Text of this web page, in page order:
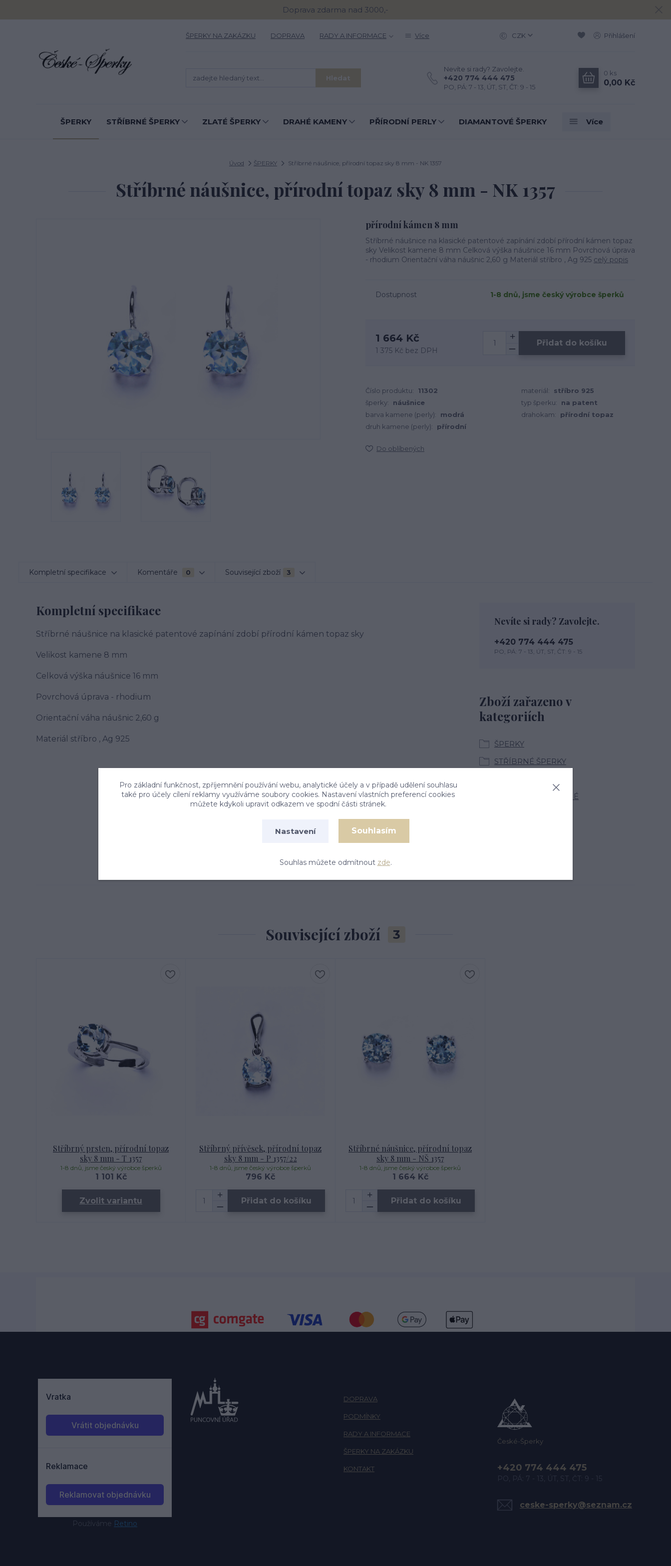
Doprava zdarma nad 3000,-
ŠPERKY NA ZAKÁZKU DOPRAVA RADY A INFORMACE Více CZK Přihlášení
Hledat
Nevíte si rady? Zavolejte.
+420 774 444 475
PO, PÁ: 7 - 13, ÚT, ST, ČT: 9 - 15
0 ks
0,00 Kč
ŠPERKY STŘÍBRNÉ ŠPERKY ZLATÉ ŠPERKY DRAHÉ KAMENY PŘÍRODNÍ PERLY DIAMANTOVÉ ŠPERKY Více
Úvod ŠPERKY Stříbrné náušnice, přírodní topaz sky 8 mm - NK 1357
Stříbrné náušnice, přírodní topaz sky 8 mm - NK 1357
přírodní kámen 8 mm
Stříbrné náušnice na klasické patentové zapínání zdobí přírodní kámen topaz
sky Velikost kamene 8 mm Celková výška náušnice 16 mm Povrchová úprava
- rhodium Orientační váha náušnic 2,60 g Materiál stříbro , Ag 925 celý popis
Dostupnost 1-8 dnů, jsme český výrobce šperků
1 664 Kč
1 375 Kč bez DPH
Přidat do košíku
Číslo produktu: 11302 materiál:
stříbro 925
šperky:
náušnice typ šperku:
na patent
barva kamene (perly):
modrá drahokam:
přírodní topaz
druh kamene (perly):
přírodní
Do oblíbených
Kompletní specifikace Komentáře 0 Související zboží 3
Kompletní specifikace
Stříbrné náušnice na klasické patentové zapínání zdobí přírodní kámen topaz sky
Velikost kamene 8 mm
Celková výška náušnice 16 mm
Povrchová úprava - rhodium
Orientační váha náušnic 2,60 g
Materiál stříbro , Ag 925
Zboží zařazeno v
kategoriích
ŠPERKY
STŘÍBRNÉ ŠPERKY
NÁUŠNICE STŘÍBRNÉ
Nevíte si rady? Zavolejte.
+420 774 444 475
PO, PÁ: 7 - 13, ÚT, ST, ČT: 9 - 15
Související zboží 3
Stříbrný prsten, přírodní topaz
sky 8 mm - T 1357
1 101 Kč
1-8 dnů, jsme český výrobce šperků
Zvolit variantu
Stříbrný přívěsek, přírodní topaz
sky 8 mm - P 1357/22
796 Kč
1-8 dnů, jsme český výrobce šperků
Přidat do košíku
Stříbrné náušnice, přírodní topaz
sky 8 mm - NŠ 1357
1 664 Kč
1-8 dnů, jsme český výrobce šperků
Přidat do košíku
Používáme Retino
DOPRAVA
PODMÍNKY
RADY A INFORMACE
ŠPERKY NA ZAKÁZKU
KONTAKT
České-Šperky
+420 774 444 475
PO, PÁ: 7 - 13, ÚT, ST, ČT: 9 - 15
ceske-sperky@seznam.cz
Pro základní funkčnost, zpříjemnění používání webu, analytické účely a v případě udělení souhlasu
také pro účely cílení reklamy využíváme soubory cookies. Nastavení vlastních preferencí cookies
můžete kdykoli upravit odkazem ve spodní části stránek.
Nastavení Souhlasím
Souhlas můžete odmítnout zde.